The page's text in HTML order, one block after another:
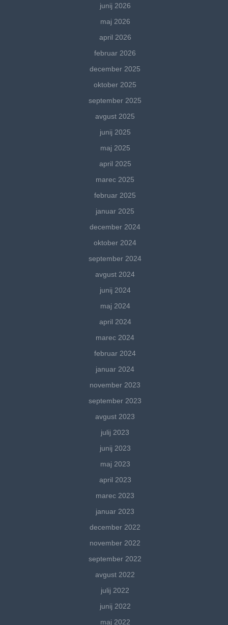
junij 2026
maj 2026
april 2026
februar 2026
december 2025
oktober 2025
september 2025
avgust 2025
junij 2025
maj 2025
april 2025
marec 2025
februar 2025
januar 2025
december 2024
oktober 2024
september 2024
avgust 2024
junij 2024
maj 2024
april 2024
marec 2024
februar 2024
januar 2024
november 2023
september 2023
avgust 2023
julij 2023
junij 2023
maj 2023
april 2023
marec 2023
januar 2023
december 2022
november 2022
september 2022
avgust 2022
julij 2022
junij 2022
maj 2022